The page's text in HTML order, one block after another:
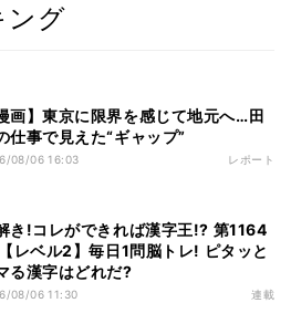
ング
画】東京に限界を感じて地元へ…田
仕事で見えた“ギャップ”
08/06 16:03 レポート
き!コレができれば漢字王!? 第1164
レベル2】毎日1問脳トレ! ピタッと
る漢字はどれだ?
08/06 11:30 連載